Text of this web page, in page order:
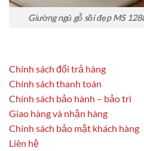
Giường ngủ gỗ sồi đẹp MS
Chính sách đổi trả hàng
Chính sách thanh toán
Chính sách bảo hành – bảo trì
Giao hàng và nhận hàng
Chính sách bảo mật khách hàng
Liên hệ